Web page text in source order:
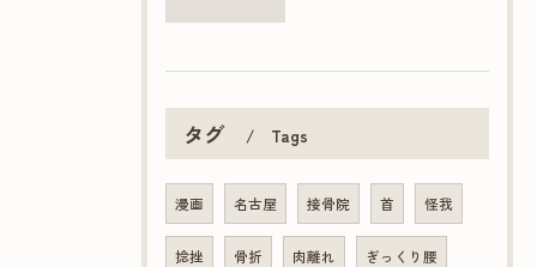
タグ Tags
漫画 名古屋 接骨院 首 怪我
捻挫 骨折 肉離れ ぎっくり腰